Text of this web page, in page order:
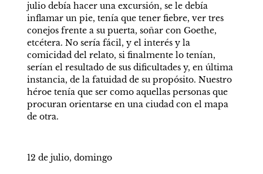
julio debía hacer una excursión, se le debía
inflamar un pie, tenía que tener fiebre, ver tres
conejos frente a su puerta, soñar con Goethe,
etcétera. No sería fácil, y el interés y la
comicidad del relato, si finalmente lo tenían,
serían el resultado de sus dificultades y, en última
instancia, de la fatuidad de su propósito. Nuestro
héroe tenía que ser como aquellas personas que
procuran orientarse en una ciudad con el mapa
de otra.
12 de julio, domingo